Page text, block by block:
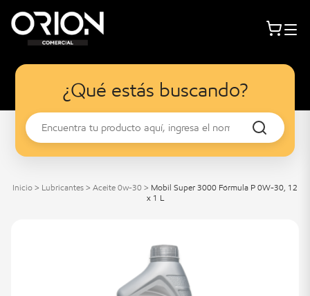
¿Qué estás buscando?
Inicio > Lubricantes > Aceite 0w-30 > Mobil Super 3000 Fórmula P 0W-30, 12
x 1 L